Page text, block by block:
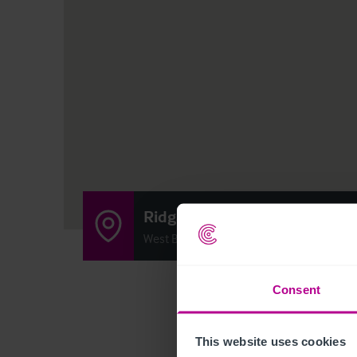
Consent
This website uses cookies
Ridgacre
West Bromwich, United Kingdom B70 0NP